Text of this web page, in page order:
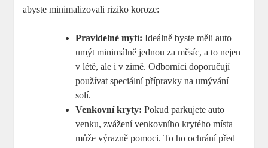
abyste minimalizovali riziko koroze:
Pravidelné mytí: Ideálně byste měli auto
umýt minimálně jednou za měsíc, a to nejen
v létě, ale i v zimě. Odborníci doporučují
používat speciální přípravky na umývání
solí.
Venkovní kryty: Pokud parkujete auto
venku, zvážení venkovního krytého místa
může výrazně pomoci. To ho ochrání před